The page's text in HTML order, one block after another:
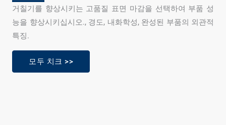
거칠기를 향상시키는 고품질 표면 마감을 선택하여 부품 성
능을 향상시키십시오., 경도, 내화학성, 완성된 부품의 외관적
특징.
모두 치크 >>